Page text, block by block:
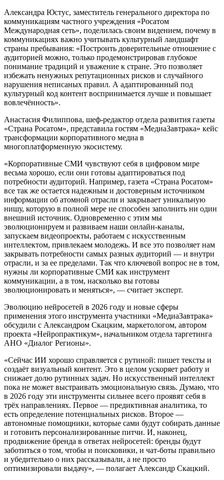
Александра Юстус, заместитель генерального директора по
коммуникациям частного учреждения «Росатом
Международная сеть», поделилась своим видением, почему в
коммуникациях важно учитывать культурный ландшафт
страны пребывания: «Построить доверительные отношение с
аудиторией можно, только продемонстрировав глубокое
понимание традиций и уважение к стране. Это позволяет
избежать ненужных репутационных рисков и случайного
нарушения неписаных правил. А адаптированный под
культурный код контент воспринимается лучше и повышает
вовлечённость».
Анастасия Филиппова, шеф-редактор отдела развития газеты
«Страна Росатом», представила гостям «МедиаЗавтрака» кейс
трансформации корпоративного медиа в
многоплатформенную экосистему.
«Корпоративные СМИ чувствуют себя в цифровом мире
весьма хорошо, если они готовы адаптироваться под
потребности аудиторий. Например, газета «Страна Росатом»
все так же остается надежным и достоверным источником
информации об атомной отрасли и закрывает уникальную
нишу, которую в полной мере не способен заполнить ни один
внешний источник. Одновременно с этим мы
эволюционируем и развиваем наши онлайн-каналы,
запускаем видеопроекты, работаем с искусственным
интеллектом, привлекаем молодежь. И все это позволяет нам
закрывать потребности самых разных аудиторий — и внутри
отрасли, и за ее пределами. Так что ключевой вопрос не в том,
нужны ли корпоративные СМИ как инструмент
коммуникации, а в том, насколько вы готовы
эволюционировать и меняться», — считает эксперт.
Эволюцию нейросетей в 2026 году и новые сферы
применения этого инструмента участники «МедиаЗавтрака»
обсудили с Александром Скацким, маркетологом, автором
проекта «Нейропрактикум», начальником отдела таргетинга
АНО «Диалог Регионы».
«Сейчас ИИ хорошо справляется с рутиной: пишет тексты и
создаёт визуальный контент. Это в целом ускоряет работу и
снижает долю рутинных задач. Но искусственный интеллект
пока не может выстраивать эмоциональную связь. Думаю, что
в 2026 году эти инструменты сильнее всего проявят себя в
трёх направлениях. Первое — предиктивная аналитика, то
есть определение потенциальных рисков. Второе —
автономные помощники, которые сами будут собирать данные
и готовить персонализированные питчи. И, наконец,
продвижение бренда в ответах нейросетей: бренды будут
заботиться о том, чтобы и поисковики, и чат-боты правильно
и убедительно о них рассказывали, а не просто
оптимизировали выдачу», — полагает Александр Скацкий.